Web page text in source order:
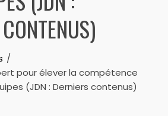
pour élever la compétence
(JDN : Derniers contenus)